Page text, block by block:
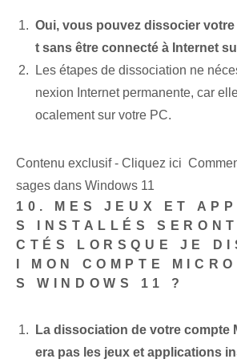
Oui, vous pouvez dissocier
t sans être connecté à Internet
Les étapes de dissociation ne
nexion Internet permanente, car
ocalement sur votre PC.
Contenu exclusif - Cliquez ici
sages dans Windows 11
10. MES JEUX ET
S INSTALLÉS
CTÉS LORSQUE JE
I MON COMPTE
S WINDOWS 11 ?
La dissociation de votre compte
era pas les jeux et applications